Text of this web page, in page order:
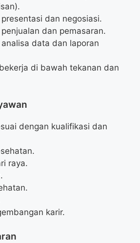
dan negosiasi.
dan pemasaran.
data dan laporan
di bawah tekanan dan
dengan kualifikasi dan
raya.
karir.